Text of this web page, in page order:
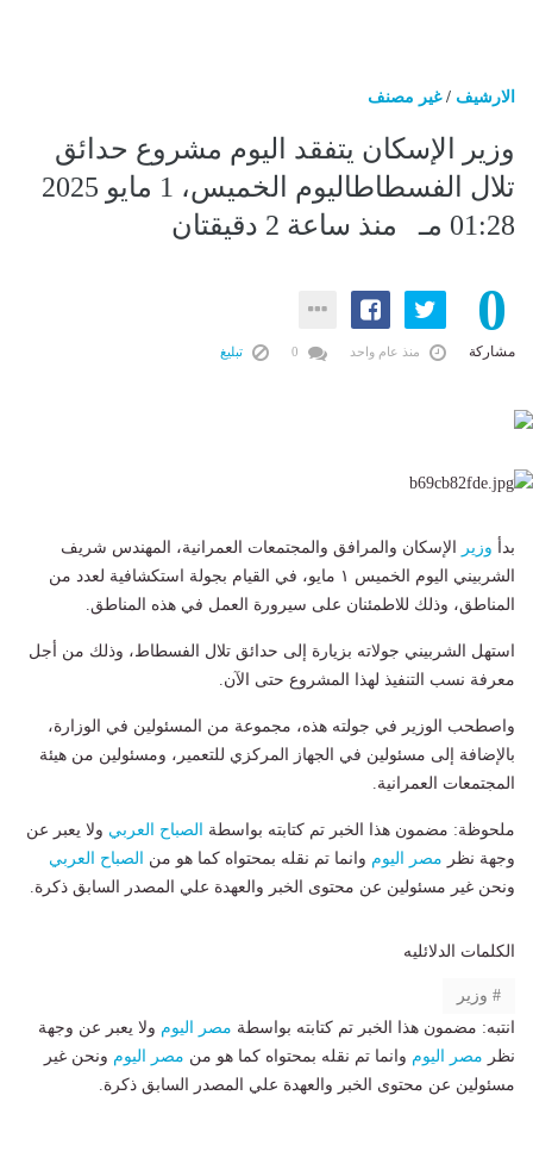
الارشيف /غير مصنف
وزير الإسكان يتفقد اليوم مشروع حدائق
تلال الفسطاطاليوم الخميس، 1 مايو 2025
01:28 مـ منذ ساعة 2 دقيقتان
0
مشاركة منذ عام واحد تبليغ
بدأ وزير
الإسكان والمرافق والمجتمعات العمرانية، المهندس شريف
الشربيني اليوم الخميس ١ مايو، في القيام بجولة استكشافية لعدد من
المناطق، وذلك للاطمئنان على سيرورة العمل في هذه المناطق.
استهل الشربيني جولاته بزيارة إلى حدائق تلال الفسطاط، وذلك من أجل
معرفة نسب التنفيذ لهذا المشروع حتى الآن.
واصطحب الوزير في جولته هذه، مجموعة من المسئولين في الوزارة،
بالإضافة إلى مسئولين في الجهاز المركزي للتعمير، ومسئولين من هيئة
المجتمعات العمرانية.
ملحوظة: مضمون هذا الخبر تم كتابته بواسطة الصباح العربي ولا يعبر عن
وجهة نظر مصر اليوم وانما تم نقله بمحتواه كما هو من
الصباح العربي
ونحن غير مسئولين عن محتوى الخبر والعهدة علي المصدر السابق ذكرة.
الكلمات الدلائليه
وزير
انتبه: مضمون هذا الخبر تم كتابته بواسطة مصر اليوم ولا يعبر عن وجهة
نظر مصر اليوم وانما تم نقله بمحتواه كما هو من مصر اليوم ونحن غير
مسئولين عن محتوى الخبر والعهدة علي المصدر السابق ذكرة.